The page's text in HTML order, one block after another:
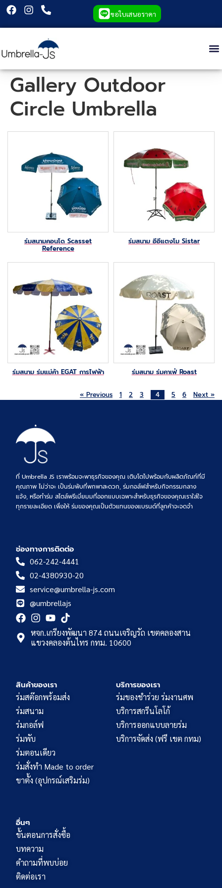
ขอใบเสนอราคา
Gallery Outdoor
Circle Umbrella
ร่มสนามคอนโด Scasset
Reference
ร่มสนาม อีอีแตงโม Sistar
ร่มสนาม ร่มแม่ค้า EGAT การไฟฟ้า ร่มสนาม ร่มคาเฟ่ Roast
« Previous 1 2 3 4 5 6 Next »
ที่ Umbrella JS เราพร้อมจะพาธุรกิจของคุณ เติบโตไปพร้อมกับผลิตภัณฑ์ที่มี
คุณภาพ ไม่ว่าจะ เป็นร่มพับที่พกพาสะดวก, ร่มกอล์ฟสำหรับกิจกรรมกลาง
แจ้ง, หรือทำร่ม สไตล์พรีเมี่ยมมที่ออกแบบเฉพาะสำหรับธุรกิจของคุณเราใส่ใจ
ทุกรายละเอียด เพื่อให้ ร่มของคุณเป็นตัวแทนของแบรนด์ที่ลูกค้าจะจดจำ
สินค้าของเรา
ร่มสต๊อกพร้อมส่ง
ร่มสนาม
ร่มกอล์ฟ
ร่มพับ
ร่มตอนเดียว
ร่มสั่งทำ Made to order
ขาตั้ง (อุปกรณ์เสริมร่ม)
บริการของเรา
ร่มของชำร่วย ร่มงานศพ
บริการสกรีนโลโก้
บริการออกแบบลายร่ม
บริการจัดส่ง (ฟรี เขต กทม)
อื่นๆ
ขั้นตอนการสั่งซื้อ
บทความ
คำถามที่พบบ่อย
ติดต่อเรา
ช่องทางการติดต่อ
062-242-4441
02-4380930-20
service@umbrella-js.com
@umbrellajs
หจก.เกรียงพัฒนา 874 ถนนเจริญรัถ เขตคลองสาน
แขวงคลองต้นไทร กทม. 10600